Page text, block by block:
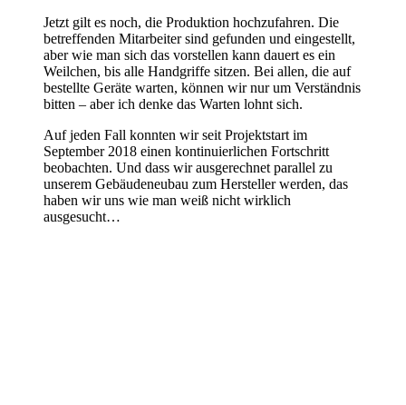
Jetzt gilt es noch, die Produktion hochzufahren. Die
betreffenden Mitarbeiter sind gefunden und eingestellt,
aber wie man sich das vorstellen kann dauert es ein
Weilchen, bis alle Handgriffe sitzen. Bei allen, die auf
bestellte Geräte warten, können wir nur um Verständnis
bitten – aber ich denke das Warten lohnt sich.
Auf jeden Fall konnten wir seit Projektstart im
September 2018 einen kontinuierlichen Fortschritt
beobachten. Und dass wir ausgerechnet parallel zu
unserem Gebäudeneubau zum Hersteller werden, das
haben wir uns wie man weiß nicht wirklich
ausgesucht…